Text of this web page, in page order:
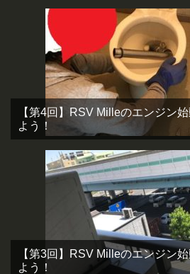
【第4回】RSV Milleのエンジン
よう！
【第3回】RSV Milleのエンジン
よう！